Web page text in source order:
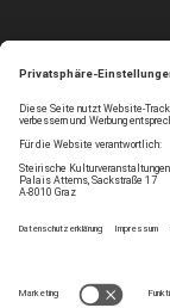
Newsletter